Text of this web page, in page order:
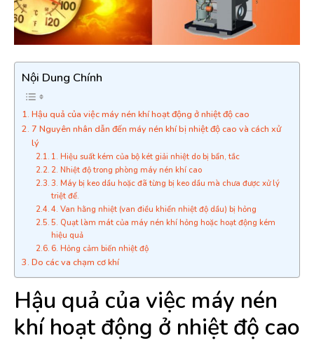
Nội Dung Chính
Hậu quả của việc máy nén khí hoạt động ở nhiệt độ cao
7 Nguyên nhân dẫn đến máy nén khí bị nhiệt độ cao và cách xử
lý
1. Hiệu suất kém của bộ két giải nhiệt do bị bẩn, tắc
2. Nhiệt độ trong phòng máy nén khí cao
3. Máy bị keo dầu hoặc đã từng bị keo dầu mà chưa được xử lý
triệt để.
4. Van hằng nhiệt (van điều khiển nhiệt độ dầu) bị hỏng
5. Quạt làm mát của máy nén khí hỏng hoặc hoạt động kém
hiệu quả
6. Hỏng cảm biến nhiệt độ
Do các va chạm cơ khí
Hậu quả của việc máy nén
khí hoạt động ở nhiệt độ cao